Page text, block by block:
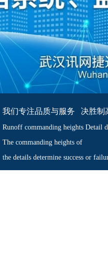
我们专注品质与服务 决胜制
Runoff commanding heights Detail
The commanding heights of
the details determine success or